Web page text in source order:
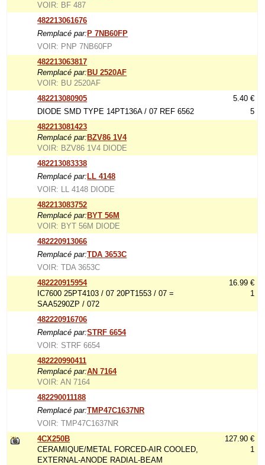
VOIR: BF 487
482213061676
Remplacé par: P 7NB60FP
VOIR: PNP 7NB60FP
482213063817
Remplacé par: BU 2520AF
VOIR: BU 2520AF
482213080905
DIODE SMD TYPE 14PT136A / 07 REF 6562
5.40 €
5
482213081423
Remplacé par: BZV86 1V4
VOIR: BZV86 1V4 DIODE
482213083338
Remplacé par: LL 4148
VOIR: LL 4148 DIODE
482213083752
Remplacé par: BYT 56M
VOIR: BYT 56M DIODE
482220913066
Remplacé par:TDA 3653C
VOIR: TDA 3653C
482220915954
IC7600 25PT4103 / 07 20PT1553 / 07 =
SAA5290ZP / 072
16.99 €
1
482220916706
Remplacé par:STRF 6654
VOIR: STRF 6654
482220990411
Remplacé par:AN 7164
VOIR: AN 7164
482290011188
Remplacé par:TMP47C1637NR
VOIR: TMP47C1637NR
4CX250B
CERAMIQUE/METAL FORCED-AIR COOLED,
EXTERNAL-ANODE RADIAL-BEAM
127.90 €
1